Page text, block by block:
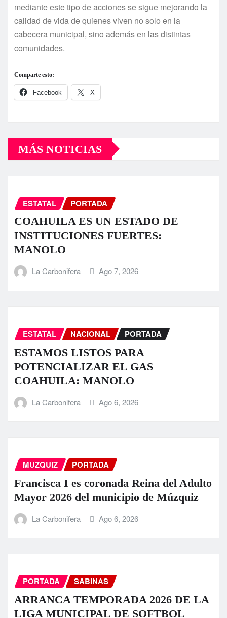
mediante este tipo de acciones se sigue mejorando la
calidad de vida de quienes viven no solo en la
cabecera municipal, sino además en las distintas
comunidades.
Comparte esto:
Facebook X
MÁS NOTICIAS
ESTATAL PORTADA
COAHUILA ES UN ESTADO DE
INSTITUCIONES FUERTES:
MANOLO
La Carbonifera Ago 7, 2026
ESTATAL NACIONAL PORTADA
ESTAMOS LISTOS PARA
POTENCIALIZAR EL GAS
COAHUILA: MANOLO
La Carbonifera Ago 6, 2026
MUZQUIZ PORTADA
Francisca I es coronada Reina del Adulto
Mayor 2026 del municipio de Múzquiz
La Carbonifera Ago 6, 2026
PORTADA SABINAS
ARRANCA TEMPORADA 2026 DE LA
LIGA MUNICIPAL DE SOFTBOL